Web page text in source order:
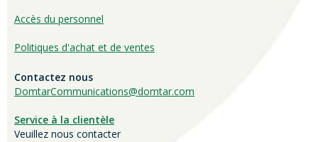
Accès du personnel
Politiques d'achat et de ventes
Contactez nous
DomtarCommunications@domtar.com
Service à la clientèle
Veuillez nous contacter